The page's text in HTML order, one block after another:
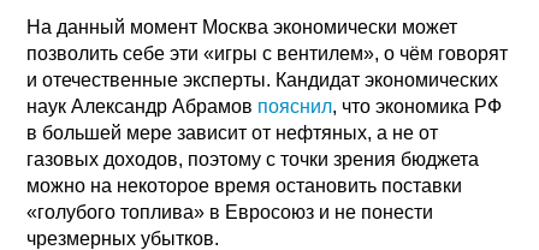
На данный момент Москва экономически может
позволить себе эти «игры с вентилем», о чём говорят
и отечественные эксперты. Кандидат экономических
наук Александр Абрамов пояснил, что экономика РФ
в большей мере зависит от нефтяных, а не от
газовых доходов, поэтому с точки зрения бюджета
можно на некоторое время остановить поставки
«голубого топлива» в Евросоюз и не понести
чрезмерных убытков.